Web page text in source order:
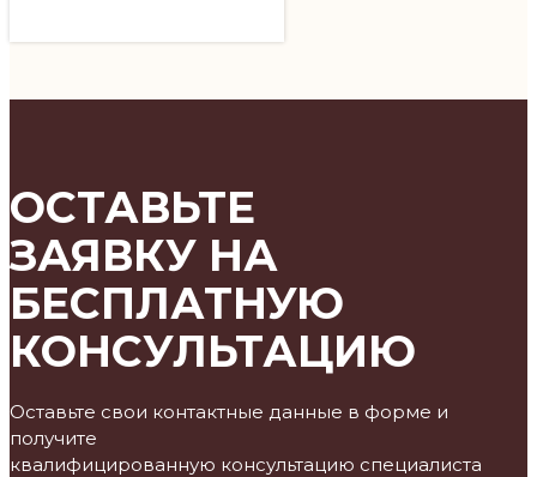
ОСТАВЬТЕ
ЗАЯВКУ НА
БЕСПЛАТНУЮ
КОНСУЛЬТАЦИЮ
Оставьте свои контактные данные в форме и
получите
квалифицированную консультацию специалиста